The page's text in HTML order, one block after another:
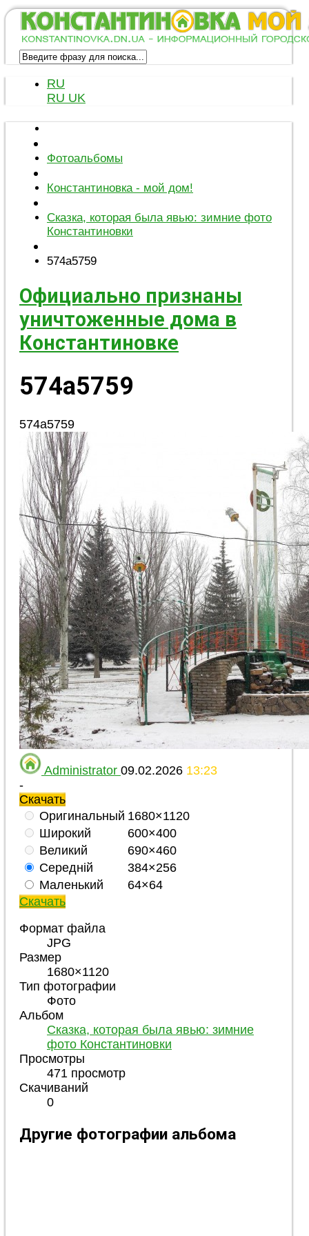
RU
RU UK
Фотоальбомы
Константиновка - мой дом!
Сказка, которая была явью: зимние фото
Константиновки
574a5759
Официально признаны
уничтоженные дома в
Константиновке
574a5759
574a5759
Administrator 09.02.2026 13:23
-
Скачать
Оригинальный 1680×1120
Широкий
600×400
Великий
690×460
Середній
384×256
Маленький
64×64
Скачать
Формат файла
JPG
Размер
1680×1120
Тип фотографии
Фото
Альбом
Сказка, которая была явью: зимние
фото Константиновки
Просмотры
471 просмотр
Скачиваний
0
Другие фотографии альбома